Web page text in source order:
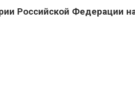
Российской Федерации